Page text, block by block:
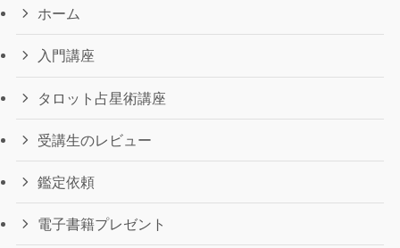
ホーム
入門講座
タロット占星術講座
受講生のレビュー
鑑定依頼
電子書籍プレゼント